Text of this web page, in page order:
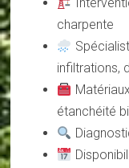
charpente
infiltrations,
étanchéité